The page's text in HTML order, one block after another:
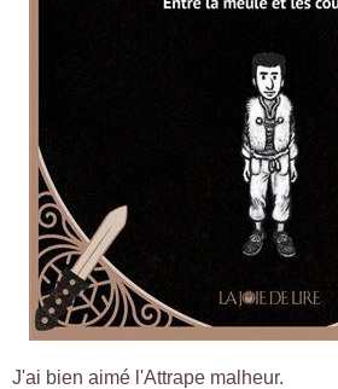
J'ai bien aimé l'Attrape malheur.